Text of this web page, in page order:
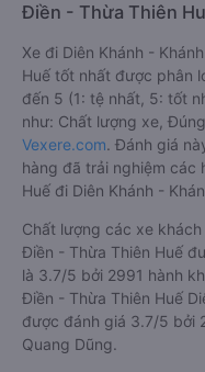
Điền - Thừa Thiên
Xe đi Diên Khánh -
Huế tốt nhất được phân
đến 5 (1: tệ nhất, 5: tốt
như: Chất lượng xe,
Vexere.com. Đánh giá
hàng đã trải nghiệm các
Huế đi Diên Khánh -
Chất lượng các xe
Điền - Thừa Thiên Huế
là 3.7/5 bởi 2991 hành
Điền - Thừa Thiên Huế
được đánh giá 3.7/5 bởi
Quang Dũng.